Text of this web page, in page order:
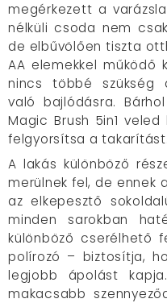
megérkezett a
nélküli csoda nem
de elbűvölően tiszta
AA elemekkel működő
nincs többé szükség
való bajlódásra.
Magic Brush 5in1
felgyorsítsa a takarítást.
A lakás különböző
merülnek fel, de ennek
az elkepesztő
minden sarokban
különböző cserélhető
polírozó – biztosítja,
legjobb ápolást
makacsabb